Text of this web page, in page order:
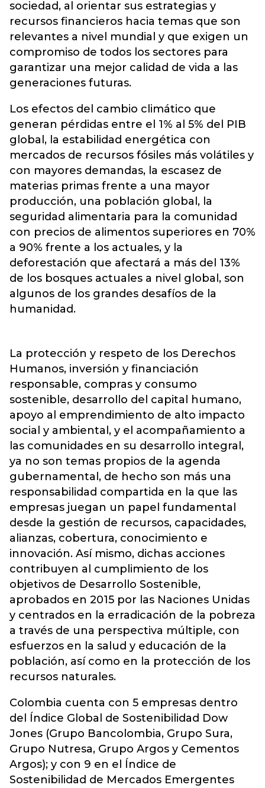
sociedad, al orientar sus estrategias y
recursos financieros hacia temas que son
relevantes a nivel mundial y que exigen un
compromiso de todos los sectores para
garantizar una mejor calidad de vida a las
generaciones futuras.
Los efectos del cambio climático que
generan pérdidas entre el 1% al 5% del PIB
global, la estabilidad energética con
mercados de recursos fósiles más volátiles y
con mayores demandas, la escasez de
materias primas frente a una mayor
producción, una población global, la
seguridad alimentaria para la comunidad
con precios de alimentos superiores en 70%
a 90% frente a los actuales, y la
deforestación que afectará a más del 13%
de los bosques actuales a nivel global, son
algunos de los grandes desafíos de la
humanidad.
La protección y respeto de los Derechos
Humanos, inversión y financiación
responsable, compras y consumo
sostenible, desarrollo del capital humano,
apoyo al emprendimiento de alto impacto
social y ambiental, y el acompañamiento a
las comunidades en su desarrollo integral,
ya no son temas propios de la agenda
gubernamental, de hecho son más una
responsabilidad compartida en la que las
empresas juegan un papel fundamental
desde la gestión de recursos, capacidades,
alianzas, cobertura, conocimiento e
innovación. Así mismo, dichas acciones
contribuyen al cumplimiento de los
objetivos de Desarrollo Sostenible,
aprobados en 2015 por las Naciones Unidas
y centrados en la erradicación de la pobreza
a través de una perspectiva múltiple, con
esfuerzos en la salud y educación de la
población, así como en la protección de los
recursos naturales.
Colombia cuenta con 5 empresas dentro
del Índice Global de Sostenibilidad Dow
Jones (Grupo Bancolombia, Grupo Sura,
Grupo Nutresa, Grupo Argos y Cementos
Argos); y con 9 en el Índice de
Sostenibilidad de Mercados Emergentes